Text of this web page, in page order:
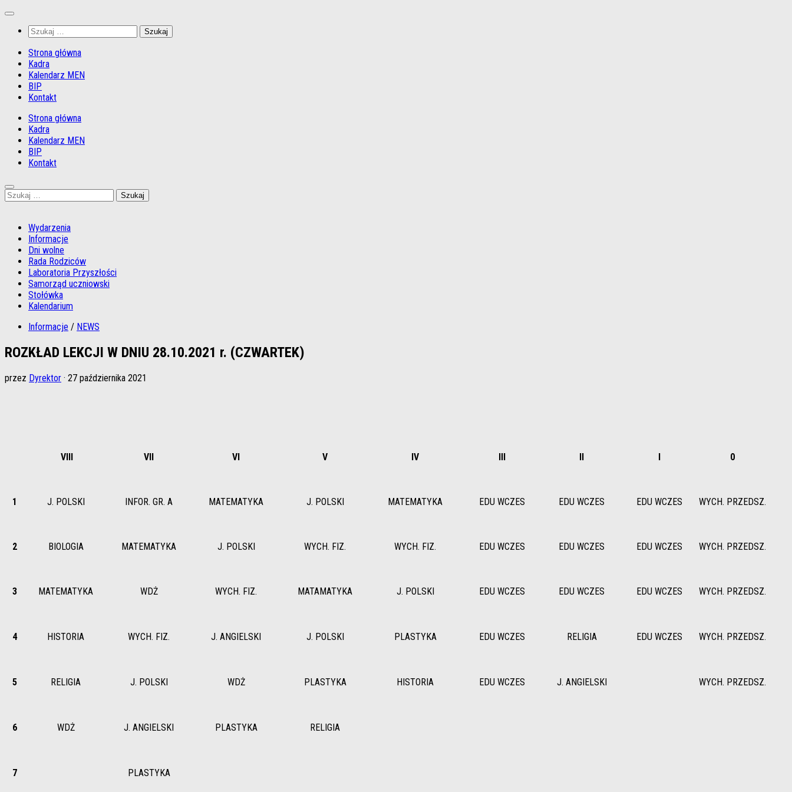
Przejdź
treści
Szukaj:
Strona główna
Kadra
Kalendarz MEN
BIP
Kontakt
Strona główna
Kadra
Kalendarz MEN
BIP
Kontakt
Szukaj:
Wydarzenia
Informacje
Dni wolne
Rada Rodziców
Laboratoria Przyszłości
Samorząd uczniowski
Stołówka
Kalendarium
Informacje / NEWS
ROZKŁAD LEKCJI W DNIU 28.10.2021 r. (CZWARTEK)
przez Dyrektor · 27 października 2021
VIII VII VI V IV III II I 0
1 J. POLSKI INFOR. GR. A MATEMATYKA J. POLSKI MATEMATYKA EDU WCZES EDU WCZES EDU WCZES WYCH. PRZEDSZ.
2 BIOLOGIA MATEMATYKA J. POLSKI WYCH. FIZ. WYCH. FIZ. EDU WCZES EDU WCZES EDU WCZES WYCH. PRZEDSZ.
3 MATEMATYKA WDŻ WYCH. FIZ. MATAMATYKA J. POLSKI EDU WCZES EDU WCZES EDU WCZES WYCH. PRZEDSZ.
4 HISTORIA WYCH. FIZ. J. ANGIELSKI J. POLSKI PLASTYKA EDU WCZES RELIGIA EDU WCZES WYCH. PRZEDSZ.
5 RELIGIA J. POLSKI WDŻ PLASTYKA HISTORIA EDU WCZES J. ANGIELSKI WYCH. PRZEDSZ.
6 WDŻ J. ANGIELSKI PLASTYKA RELIGIA
7 PLASTYKA